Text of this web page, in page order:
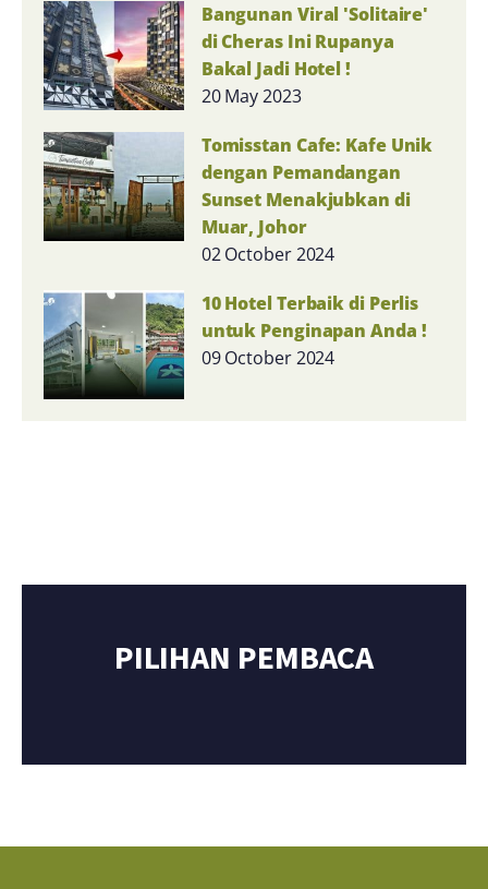
Bangunan Viral 'Solitaire'
di Cheras Ini Rupanya
Bakal Jadi Hotel !
20 May 2023
Tomisstan Cafe: Kafe Unik
dengan Pemandangan
Sunset Menakjubkan di
Muar, Johor
02 October 2024
10 Hotel Terbaik di Perlis
untuk Penginapan Anda !
09 October 2024
PILIHAN PEMBACA